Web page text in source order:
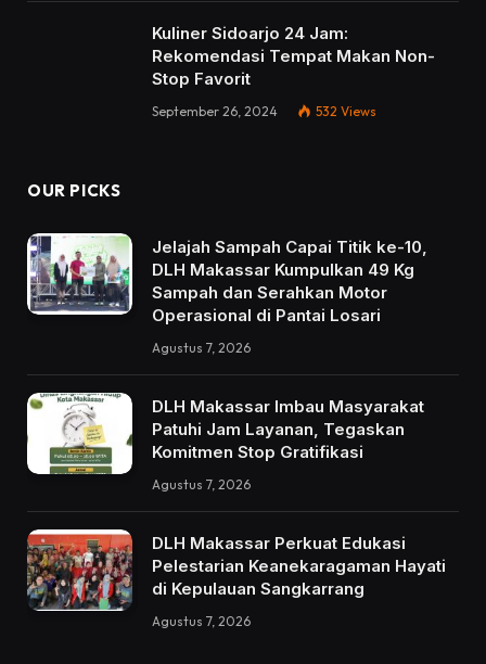
Kuliner Sidoarjo 24 Jam:
Rekomendasi Tempat Makan Non-
Stop Favorit
September 26, 2024 532 Views
OUR PICKS
Jelajah Sampah Capai Titik ke-10,
DLH Makassar Kumpulkan 49 Kg
Sampah dan Serahkan Motor
Operasional di Pantai Losari
Agustus 7, 2026
DLH Makassar Imbau Masyarakat
Patuhi Jam Layanan, Tegaskan
Komitmen Stop Gratifikasi
Agustus 7, 2026
DLH Makassar Perkuat Edukasi
Pelestarian Keanekaragaman Hayati
di Kepulauan Sangkarrang
Agustus 7, 2026